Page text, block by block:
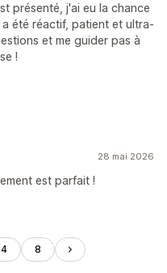
présenté, j'ai eu la chance
été réactif, patient et ultra-
et me guider pas à
!
28 mai 2026
est parfait !
4 8